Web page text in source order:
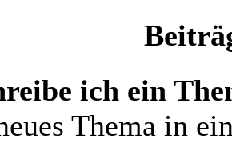
ich ein
Thema in